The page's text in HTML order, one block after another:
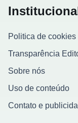
Politica de cookies
Transparência
Sobre nós
Uso de conteúdo
Contato e